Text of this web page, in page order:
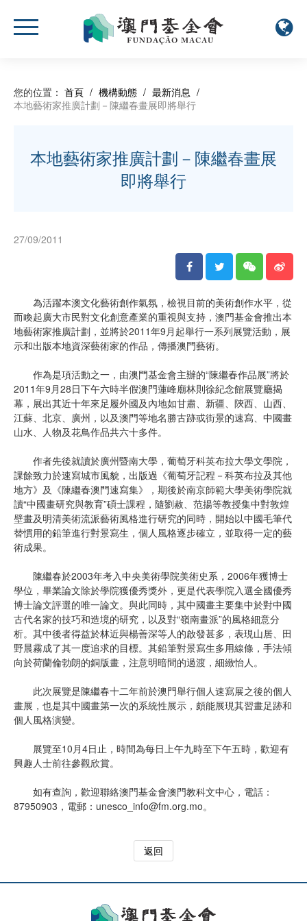
您的位置： 首頁 / 機構動態 / 最新消息 /
本地藝術家推廣計劃－陳繼春畫展即將舉行
本地藝術家推廣計劃－陳繼春畫展
即將舉行
27/09/2011
為活躍本澳文化藝術創作氣氛，檢視目前的美術創作水平，從
而喚起廣大市民對文化創意產業的重視與支持，澳門基金會推出本
地藝術家推廣計劃，並將於2011年9月起舉行一系列展覽活動，展
示和出版本地資深藝術家的作品，傳播澳門藝術。
作為是項活動之一，由澳門基金會主辦的“陳繼春作品展”將於
2011年9月28日下午六時半假澳門蓮峰廟林則徐紀念館展覽廳揭
幕，展出其近十年來足履外國及內地如甘肅、新疆、陝西、山西、
江蘇、北京、廣州，以及澳門等地名勝古跡或街景的速寫、中國畫
山水、人物及花鳥作品共六十多件。
作者先後就讀於廣州暨南大學，葡萄牙科英布拉大學文學院，
課餘致力於速寫城市風貌，出版過《葡萄牙記程－科英布拉及其他
地方》及《陳繼春澳門速寫集》，期後於南京師範大學美術學院就
讀“中國畫研究與教育”碩士課程，隨劉赦、范揚等教授集中對敦煌
壁畫及明清美術流派藝術風格進行研究的同時，開始以中國毛筆代
替慣用的鉛筆進行對景寫生，個人風格逐步確立，並取得一定的藝
術成果。
陳繼春於2003年考入中央美術學院美術史系，2006年獲博士
學位，畢業論文除於學院獲優秀獎外，更是代表學院入選全國優秀
博士論文評選的唯一論文。與此同時，其中國畫主要集中於對中國
古代名家的技巧和造境的研究，以及對“嶺南畫派”的風格細意分
析。其中後者得益於林近與楊善深等人的啟發甚多，表現山居、田
野晨霧成了其一度追求的目標。其鉛筆對景寫生多用線條，手法傾
向於荷蘭倫勃朗的銅版畫，注意明暗間的過渡，細緻怡人。
此次展覽是陳繼春十二年前於澳門舉行個人速寫展之後的個人
畫展，也是其中國畫第一次的系統性展示，頗能展現其習畫足跡和
個人風格演變。
展覽至10月4日止，時間為每日上午九時至下午五時，歡迎有
興趣人士前往參觀欣賞。
如有查詢，歡迎聯絡澳門基金會澳門教科文中心，電話：
87950903，電郵： unesco_info@fm.org.mo。
返回